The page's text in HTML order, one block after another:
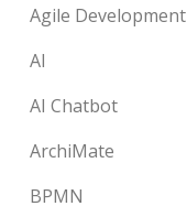
Agile Development
AI
AI Chatbot
ArchiMate
BPMN